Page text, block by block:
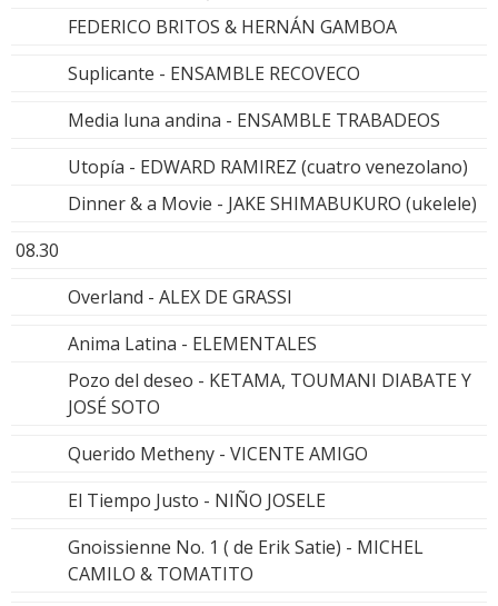
FEDERICO BRITOS & HERNÁN GAMBOA
Suplicante - ENSAMBLE RECOVECO
Media luna andina - ENSAMBLE TRABADEOS
Utopía - EDWARD RAMIREZ (cuatro venezolano)
Dinner & a Movie - JAKE SHIMABUKURO (ukelele)
08.30
Overland - ALEX DE GRASSI
Anima Latina - ELEMENTALES
Pozo del deseo - KETAMA, TOUMANI DIABATE Y
JOSÉ SOTO
Querido Metheny - VICENTE AMIGO
El Tiempo Justo - NIÑO JOSELE
Gnoissienne No. 1 ( de Erik Satie) - MICHEL
CAMILO & TOMATITO